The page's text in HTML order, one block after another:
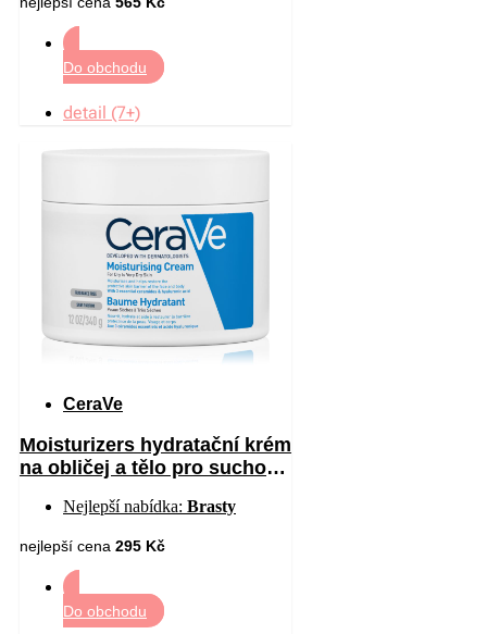
Do obchodu
detail (7+)
CeraVe
Moisturizers hydratační krém
na obličej a tělo pro suchou
340 gNejlepší nabídka: Brasty
nejlepší cena 295 Kč
Do obchodu